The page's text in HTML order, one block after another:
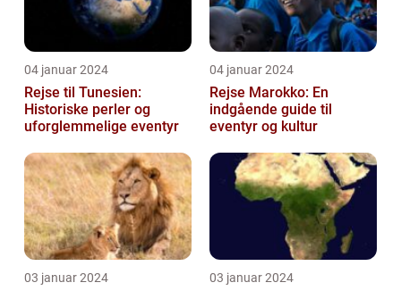
04 januar 2024
Rejse til Tunesien:
Historiske perler og
uforglemmelige eventyr
04 januar 2024
Rejse Marokko: En
indgående guide til
eventyr og kultur
03 januar 2024 03 januar 2024